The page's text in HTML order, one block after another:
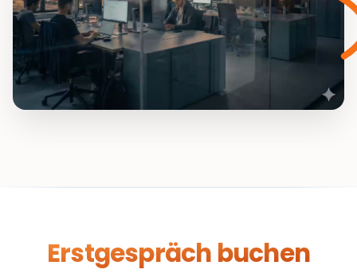
Erstgespräch buchen